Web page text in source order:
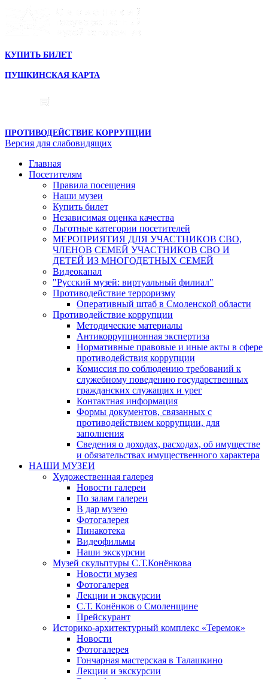
КУПИТЬ БИЛЕТ
ПУШКИНСКАЯ КАРТА
ПРОТИВОДЕЙСТВИЕ КОРРУПЦИИ
Версия для слабовидящих
Главная
Посетителям
Правила посещения
Наши музеи
Купить билет
Независимая оценка качества
Льготные категории посетителей
МЕРОПРИЯТИЯ ДЛЯ УЧАСТНИКОВ СВО,
ЧЛЕНОВ СЕМЕЙ УЧАСТНИКОВ СВО И
ДЕТЕЙ ИЗ МНОГОДЕТНЫХ СЕМЕЙ
Видеоканал
"Русский музей: виртуальный филиал"
Противодействие терроризму
Оперативный штаб в Смоленской области
Противодействие коррупции
Методические материалы
Антикоррупционная экспертиза
Нормативные правовые и иные акты в сфере
противодействия коррупции
Комиссия по соблюдению требований к
служебному поведению государственных
гражданских служащих и урег
Контактная информация
Формы документов, связанных с
противодействием коррупции, для
заполнения
Сведения о доходах, расходах, об имуществе
и обязательствах имущественного характера
НАШИ МУЗЕИ
Художественная галерея
Новости галереи
По залам галереи
В дар музею
Фотогалерея
Пинакотека
Видеофильмы
Наши экскурсии
Музей скульптуры С.Т.Конёнкова
Новости музея
Фотогалерея
Лекции и экскурсии
С.Т. Конёнков о Смоленщине
Прейскурант
Историко-архитектурный комплекс «Теремок»
Новости
Фотогалерея
Гончарная мастерская в Талашкино
Лекции и экскурсии